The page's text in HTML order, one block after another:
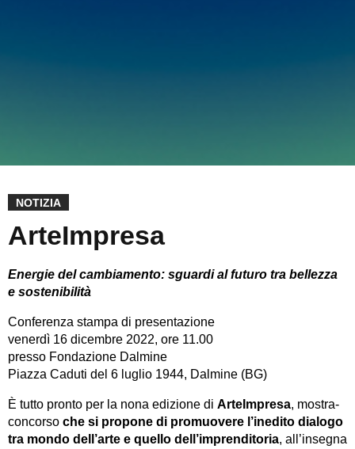
NOTIZIA
ArteImpresa
Energie del cambiamento: sguardi al futuro tra bellezza
e sostenibilità
Conferenza stampa di presentazione
venerdì 16 dicembre 2022, ore 11.00
presso Fondazione Dalmine
Piazza Caduti del 6 luglio 1944, Dalmine (BG)
È tutto pronto per la nona edizione di ArteImpresa, mostra-
concorso che si propone di promuovere l’inedito dialogo
tra mondo dell’arte e quello dell’imprenditoria, all’insegna